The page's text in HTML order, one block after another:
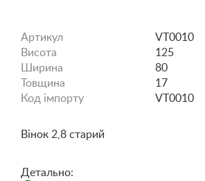
Артикул
VT0010
Висота
125
Ширина
80
Товщина
17
Код імпорту
VT0010
Вінок 2,8 старий
Детально: